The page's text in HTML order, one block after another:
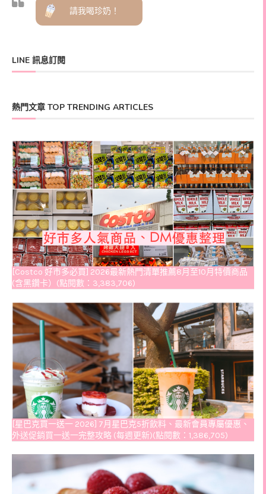
請我喝珍奶！
LINE 訊息訂閱
熱門文章 TOP TRENDING ARTICLES
[Costco 好市多必買] 2026最新熱門清單推薦8月至10月特價商品
(含黑鑽卡）(點閱數：3,383,706)
[星巴克買一送一 2026] 7月星巴克5折飲料、最新會員專屬優惠、
外送促銷買一送一完整攻略 (每週更新)(點閱數：1,386,705)